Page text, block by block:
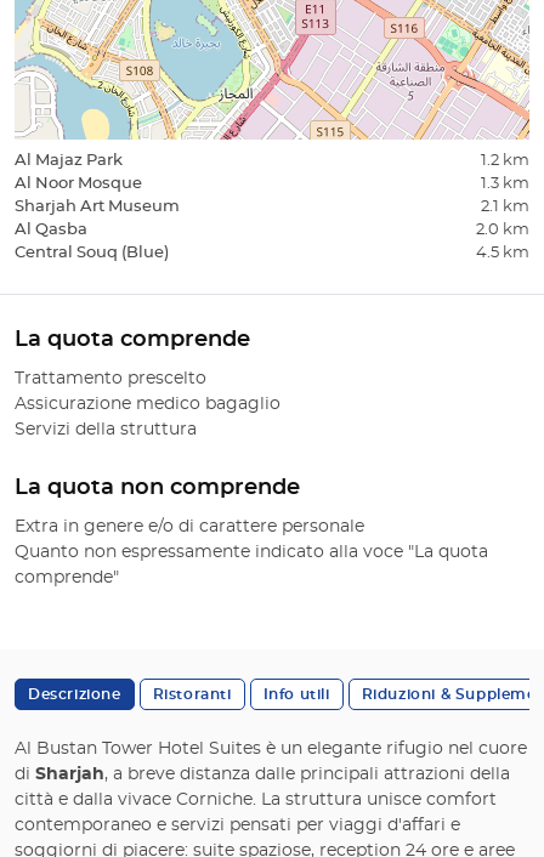
Al Majaz Park
1.2 km
Al Noor Mosque
1.3 km
Sharjah Art Museum
2.1 km
Al Qasba
2.0 km
Central Souq (Blue)
4.5 km
La quota comprende
Trattamento prescelto
Assicurazione medico bagaglio
Servizi della struttura
La quota non comprende
Extra in genere e/o di carattere personale
Quanto non espressamente indicato alla voce "La quota
comprende"
Descrizione Ristoranti Info utili Riduzioni &
Al Bustan Tower Hotel Suites è un elegante rifugio nel cuore
di Sharjah, a breve distanza dalle principali attrazioni della
città e dalla vivace Corniche. La struttura unisce comfort
contemporaneo e servizi pensati per viaggi d'affari e
soggiorni di piacere: suite spaziose, reception 24 ore e aree